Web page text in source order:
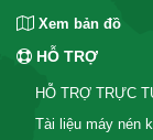
Xem bản đồ
HỖ TRỢ
HỖ TRỢ TRỰC
Tài liệu máy nén